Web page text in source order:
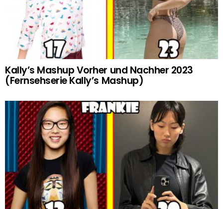
Kally’s Mashup Vorher und Nachher 2023
(Fernsehserie Kally’s Mashup)